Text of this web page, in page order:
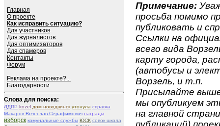
Главная
О проекте
Как исправить ситуацию?
Для участников
Для журналистов
Для оптимизаторов
Для спамеров
Контакты
Форум
Реклама на проекте?...
Благодарности
Слова для поиска:
ЛДПР kozel дом новодвинск утонула справка
Макаров Вячеслав Серафимович награды
изборск комунальные службы ЮСК совок школа
Примечание:
просьба помимо
публиковать и
Ссылки на
всего вида
карту города,
(автобусы и
Ворзель, и т.п.
Присылайте
мы опубликуем
на главной